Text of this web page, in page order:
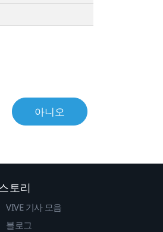
아니오
토리
VIVE 기사 모음
블로그